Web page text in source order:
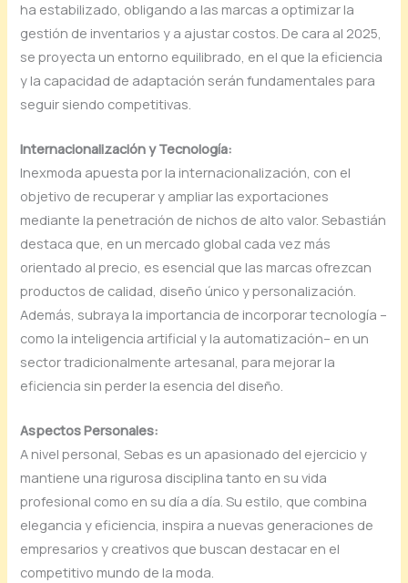
ha estabilizado, obligando a las marcas a optimizar la
gestión de inventarios y a ajustar costos. De cara al 2025,
se proyecta un entorno equilibrado, en el que la eficiencia
y la capacidad de adaptación serán fundamentales para
seguir siendo competitivas.
Internacionalización y Tecnología:
Inexmoda apuesta por la internacionalización, con el
objetivo de recuperar y ampliar las exportaciones
mediante la penetración de nichos de alto valor. Sebastián
destaca que, en un mercado global cada vez más
orientado al precio, es esencial que las marcas ofrezcan
productos de calidad, diseño único y personalización.
Además, subraya la importancia de incorporar tecnología –
como la inteligencia artificial y la automatización– en un
sector tradicionalmente artesanal, para mejorar la
eficiencia sin perder la esencia del diseño.
Aspectos Personales:
A nivel personal, Sebas es un apasionado del ejercicio y
mantiene una rigurosa disciplina tanto en su vida
profesional como en su día a día. Su estilo, que combina
elegancia y eficiencia, inspira a nuevas generaciones de
empresarios y creativos que buscan destacar en el
competitivo mundo de la moda.